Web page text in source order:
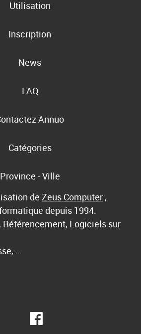
Utilisation
Inscription
News
FAQ
Annuo
Catégories
Province - Ville
de Zeus Computer ,
depuis 1994.
Référencement, Logiciels sur
…